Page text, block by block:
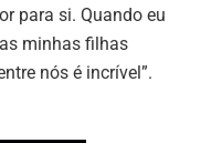
para si. Quando eu
minhas filhas
nós é incrível”.